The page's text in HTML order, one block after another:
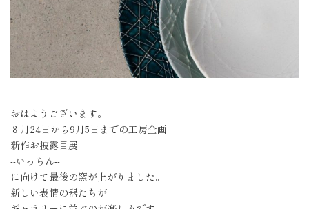
おはようございます。
８月24日から9月5日までの工房企画
新作お披露目展
--いっちん--
に向けて最後の窯が上がりました。
新しい表情の器たちが